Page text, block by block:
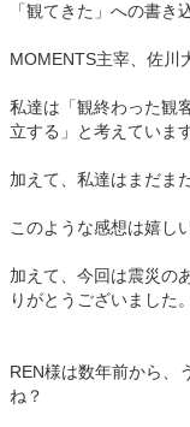
「観てきた」への書き
MOMENTS主宰、佐川
私達は「観終わった観
立する」と考えています
加えて、私達はまだま
このような感想は嬉し
加えて、今回は震災の
りがとうございました。
REN様は数年前から、
ね？